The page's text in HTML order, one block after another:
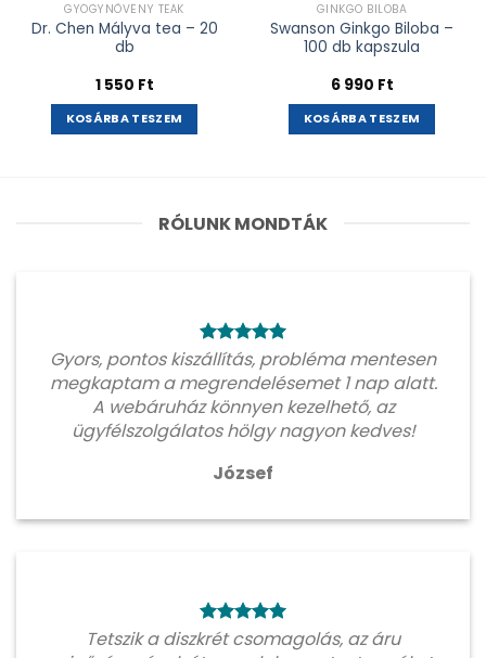
GYÓGYNÖVÉNY TEÁK
Dr. Chen Mályva tea – 20
db
1 550 Ft
KOSÁRBA TESZEM
GINKGO BILOBA
Swanson Ginkgo Biloba –
100 db kapszula
6 990 Ft
KOSÁRBA TESZEM
RÓLUNK MONDTÁK
Gyors, pontos kiszállítás, probléma mentesen
megkaptam a megrendelésemet 1 nap alatt.
A webáruház könnyen kezelhető, az
ügyfélszolgálatos hölgy nagyon kedves!
József
Tetszik a diszkrét csomagolás, az áru